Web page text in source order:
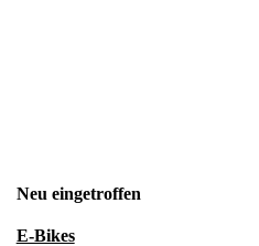
Neu eingetroffen
E-Bikes